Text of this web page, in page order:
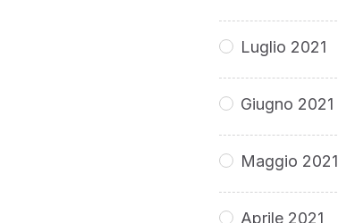
Luglio 2021
Giugno 2021
Maggio 2021
Aprile 2021